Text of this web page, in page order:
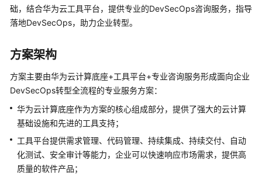
群
极
弹
性
转
换
构
Thoughtworks
DevSecOps
服
础，结合华为云工具平台，提供专业的DevSecOps咨询服务，指导
落地DevSecOps，助力企业转型。
方案架构
方案主要由华为云计算底座+工具平台+专业咨询服务形成面向企业
DevSecOps转型全流程的专业服务方案：
华为云计算底座作为方案的核心组成部分，提供了强大的云计算
基础设施和先进的工具支持；
工具平台提供需求管理、代码管理、持续集成、持续交付、自动
化测试、安全审计等能力，企业可以快速响应市场需求，提供高
质量的软件产品；